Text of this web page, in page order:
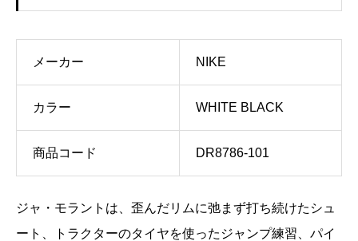
メーカー NIKE
カラー WHITE BLACK
商品コード DR8786-101
ジャ・モラントは、歪んだリムに弛まず打ち続けたシュ
ート、トラクターのタイヤを使ったジャンプ練習、パイ